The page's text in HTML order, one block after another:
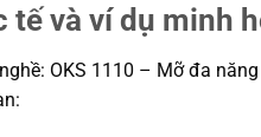
tế và ví dụ minh
OKS 1110 – Mỡ đa